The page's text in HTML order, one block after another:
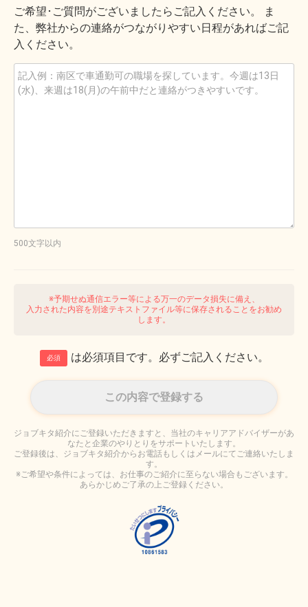
ご希望･ご質問がございましたらご記入ください。 ま
た、弊社からの連絡がつながりやすい日程があればご記
入ください。
500文字以内
※予期せぬ通信エラー等による万一のデータ損失に備え、
入力された内容を別途テキストファイル等に保存されることをお勧め
します。
必須 は必須項目です。必ずご記入ください。
ジョブキタ紹介にご登録いただきますと、当社のキャリアアドバイザーがあ
なたと企業のやりとりをサポートいたします。
ご登録後は、ジョブキタ紹介からお電話もしくはメールにてご連絡いたしま
す。
※ご希望や条件によっては、お仕事のご紹介に至らない場合もございます。
あらかじめご了承の上ご登録ください。